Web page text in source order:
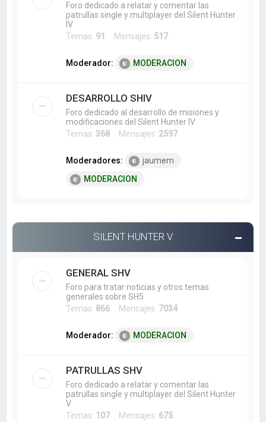
Foro dedicado a relatar y comentar las
patrullas single y multiplayer del Silent Hunter
IV
Temas: 91 Mensajes: 517
Moderador: MODERACION
DESARROLLO SHIV
Foro dedicado al desarrollo de misiones y
modificaciones del Silent Hunter IV
Temas: 368 Mensajes: 2597
Moderadores:
jaumem
MODERACION
SILENT HUNTER V
GENERAL SHV
Foro para tratar noticias y otros temas
generales sobre SH5
Temas: 866 Mensajes: 7034
Moderador: MODERACION
PATRULLAS SHV
Foro dedicado a relatar y comentar las
patrullas single y multiplayer del Silent Hunter
V
Temas: 107Mensajes: 675